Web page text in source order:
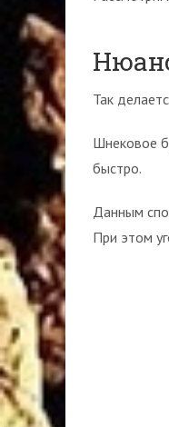
Так
Шнековое
быстро.
Данным
При этом